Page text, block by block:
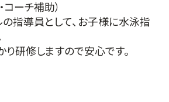
コーチ補助）
の指導員として、お子様に水泳指
研修しますので安心です。